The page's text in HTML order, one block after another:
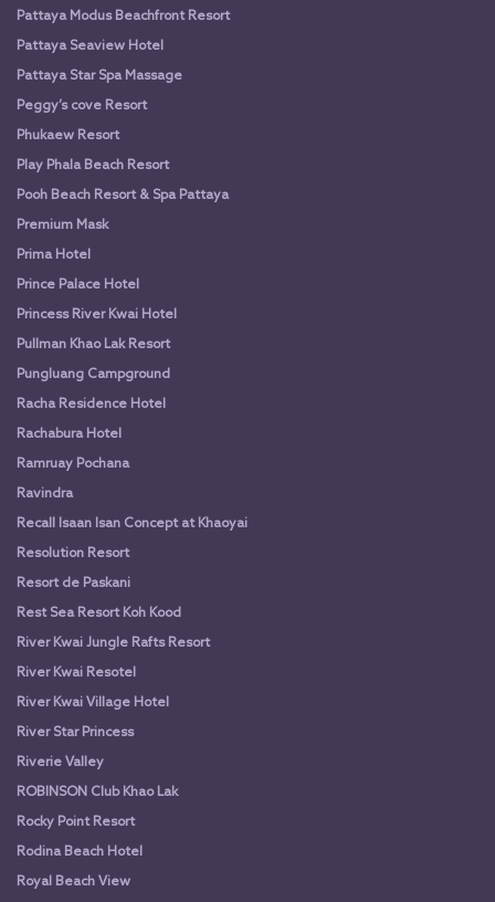
Pattaya Modus Beachfront Resort
Pattaya Seaview Hotel
Pattaya Star Spa Massage
Peggy’s cove Resort
Phukaew Resort
Play Phala Beach Resort
Pooh Beach Resort & Spa Pattaya
Premium Mask
Prima Hotel
Prince Palace Hotel
Princess River Kwai Hotel
Pullman Khao Lak Resort
Pungluang Campground
Racha Residence Hotel
Rachabura Hotel
Ramruay Pochana
Ravindra
Recall Isaan Isan Concept at Khaoyai
Resolution Resort
Resort de Paskani
Rest Sea Resort Koh Kood
River Kwai Jungle Rafts Resort
River Kwai Resotel
River Kwai Village Hotel
River Star Princess
Riverie Valley
ROBINSON Club Khao Lak
Rocky Point Resort
Rodina Beach Hotel
Royal Beach View